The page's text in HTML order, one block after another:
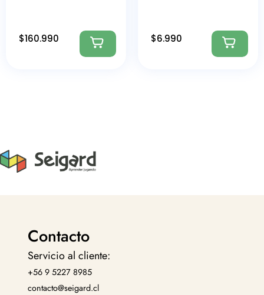
$160.990 $6.990
Contacto
Servicio al cliente:
+56 9 5227 8985
contacto@seigard.cl